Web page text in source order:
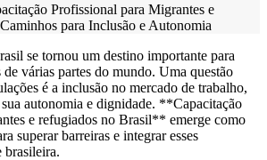
Profissional para Migrantes e
para Inclusão e Autonomia
se tornou um destino importante para
várias partes do mundo. Uma questão
é a inclusão no mercado de trabalho,
autonomia e dignidade. **Capacitação
e refugiados no Brasil** emerge como
superar barreiras e integrar esses
brasileira.